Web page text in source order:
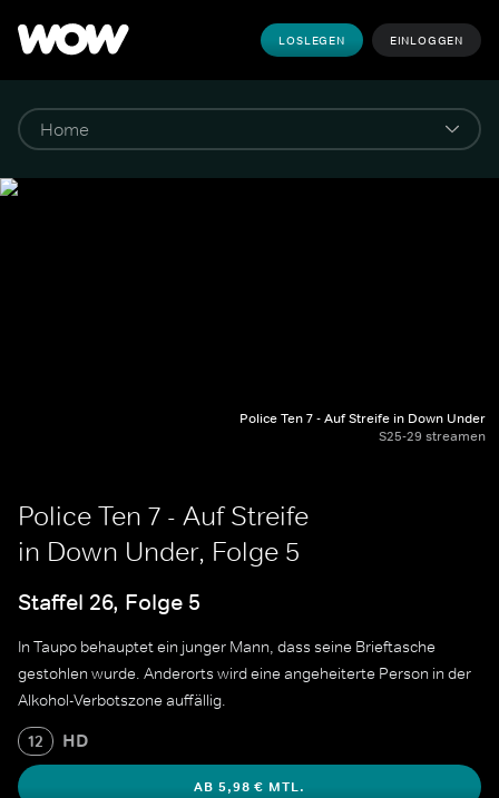
LOSLEGEN EINLOGGEN
Police Ten 7 - Auf Streife in Down Under
S25-29 streamen
Police Ten 7 - Auf Streife
in Down Under, Folge 5
Staffel 26, Folge 5
In Taupo behauptet ein junger Mann, dass seine Brieftasche
gestohlen wurde. Anderorts wird eine angeheiterte Person in der
Alkohol-Verbotszone auffällig.
12 HD
AB 5,98 € MTL.